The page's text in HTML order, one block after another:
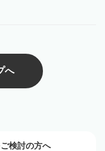
へ
検討の方へ